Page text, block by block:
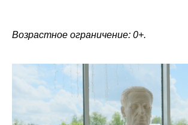
Возрастное ограничение: 0+.